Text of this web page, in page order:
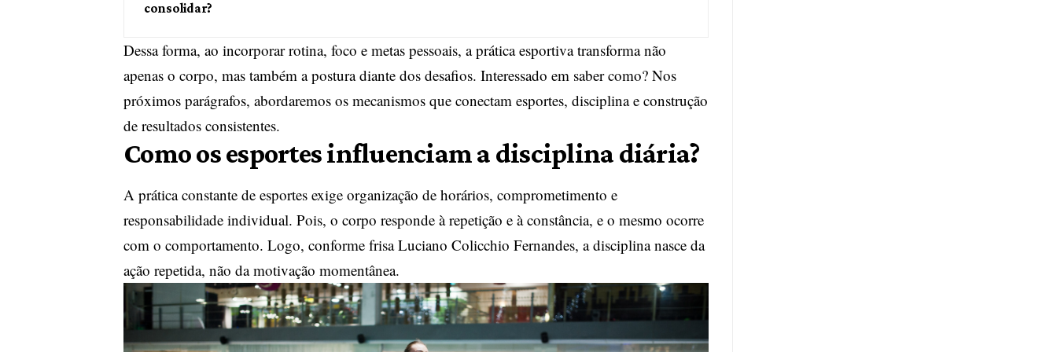
consolidar?
Dessa forma, ao incorporar rotina, foco e metas pessoais, a prática esportiva transforma não
apenas o corpo, mas também a postura diante dos desafios. Interessado em saber como? Nos
próximos parágrafos, abordaremos os mecanismos que conectam esportes, disciplina e construção
de resultados consistentes.
Como os esportes influenciam a disciplina diária?
A prática constante de esportes exige organização de horários, comprometimento e
responsabilidade individual. Pois, o corpo responde à repetição e à constância, e o mesmo ocorre
com o comportamento. Logo, conforme frisa Luciano Colicchio Fernandes, a disciplina nasce da
ação repetida, não da motivação momentânea.